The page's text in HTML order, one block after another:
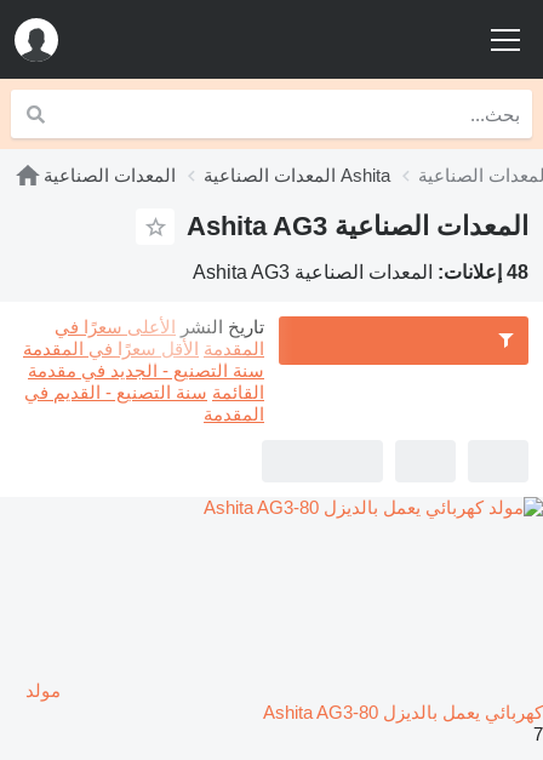
المعدات الصناعية المعدات الصناعية Ashita
المعدات الصناعية Ashita AG3
48 إعلانات: المعدات الصناعية Ashita AG3
تاريخ النشر الأعلى سعرًا في
المقدمة الأقل سعرًا في المقدمة
سنة التصنيع - الجديد في مقدمة
القائمة سنة التصنيع - القديم في
المقدمة
مولد
كهربائي يعمل بالديزل Ashita AG3-80
7